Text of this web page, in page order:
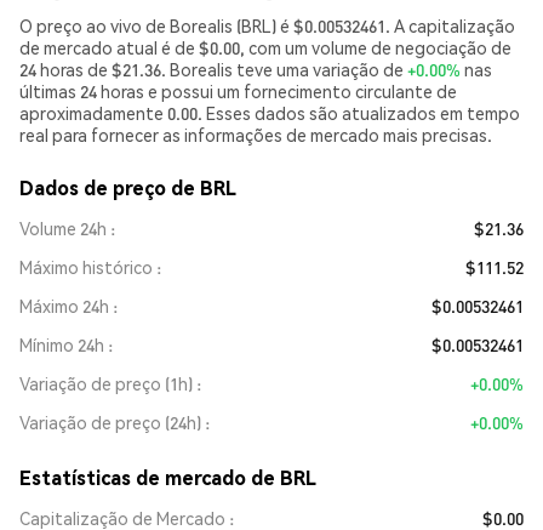
O preço ao vivo de Borealis (BRL) é $0.00532461. A capitalização
de mercado atual é de $0.00, com um volume de negociação de
24 horas de $21.36. Borealis teve uma variação de +0.00% nas
últimas 24 horas e possui um fornecimento circulante de
aproximadamente 0.00. Esses dados são atualizados em tempo
real para fornecer as informações de mercado mais precisas.
Dados de preço de BRL
Volume 24h
$21.36
Máximo histórico
$111.52
Máximo 24h
$0.00532461
Mínimo 24h
$0.00532461
Variação de preço (1h)
+0.00%
Variação de preço (24h)
+0.00%
Estatísticas de mercado de BRL
Capitalização de Mercado
$0.00